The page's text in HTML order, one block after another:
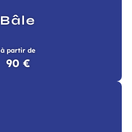
Bâle
à partir de
90 €